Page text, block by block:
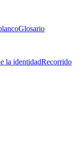
Glosario
la identidadRecorrido